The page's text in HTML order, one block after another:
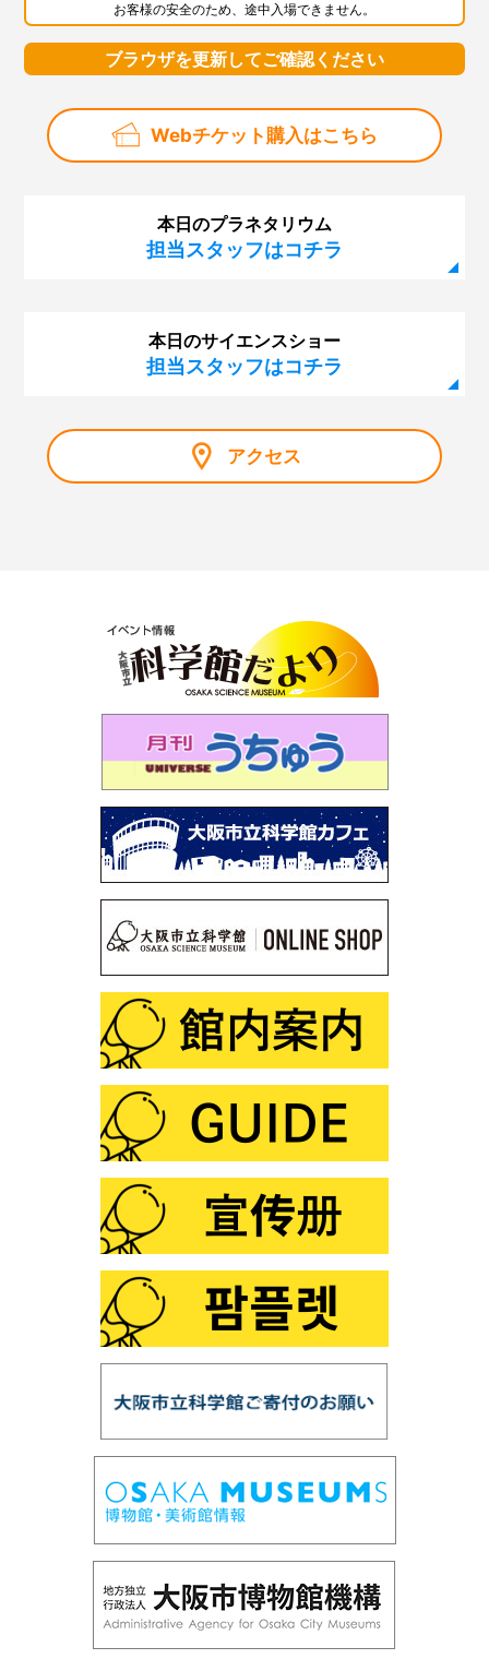
お客様の安全のため、途中入場できません。
ブラウザを更新してご確認ください
Webチケット購入はこちら
本日のプラネタリウム
担当スタッフはコチラ
本日のサイエンスショー
担当スタッフはコチラ
アクセス